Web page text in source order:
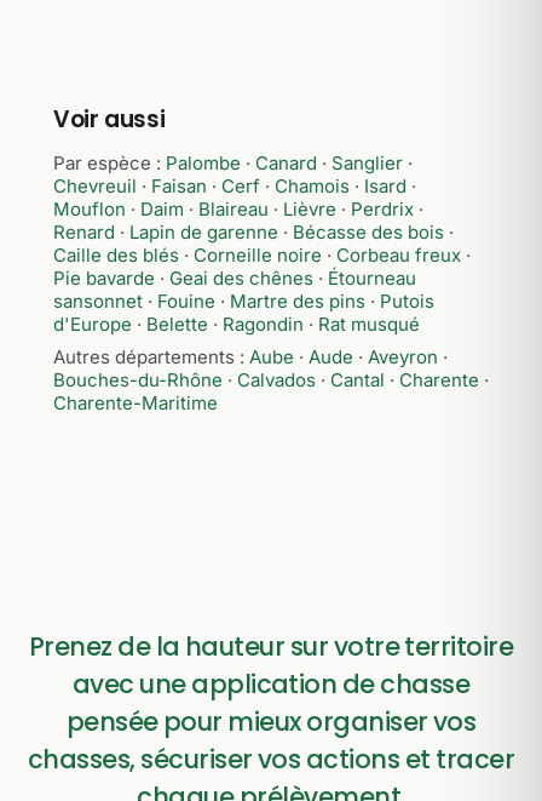
Voir aussi
Par espèce : Palombe · Canard · Sanglier ·
Chevreuil · Faisan · Cerf · Chamois · Isard ·
Mouflon · Daim · Blaireau · Lièvre · Perdrix ·
Renard · Lapin de garenne · Bécasse des bois ·
Caille des blés · Corneille noire · Corbeau freux ·
Pie bavarde · Geai des chênes · Étourneau
sansonnet · Fouine · Martre des pins · Putois
d'Europe · Belette · Ragondin · Rat musqué
Autres départements : Aube · Aude · Aveyron ·
Bouches-du-Rhône · Calvados · Cantal · Charente ·
Charente-Maritime
Prenez de la hauteur sur votre territoire
avec une application de chasse
pensée pour mieux organiser vos
chasses, sécuriser vos actions et tracer